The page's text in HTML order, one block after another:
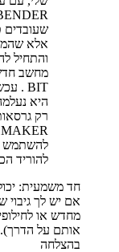
שעובדים
אלא
והתחיל
היא
להשתמש
להוריד
חד משמעית: יכולה להתקין את 8
אם יש לך גיבוי
מחדש או
אותם על הדרך).
בהצלחה